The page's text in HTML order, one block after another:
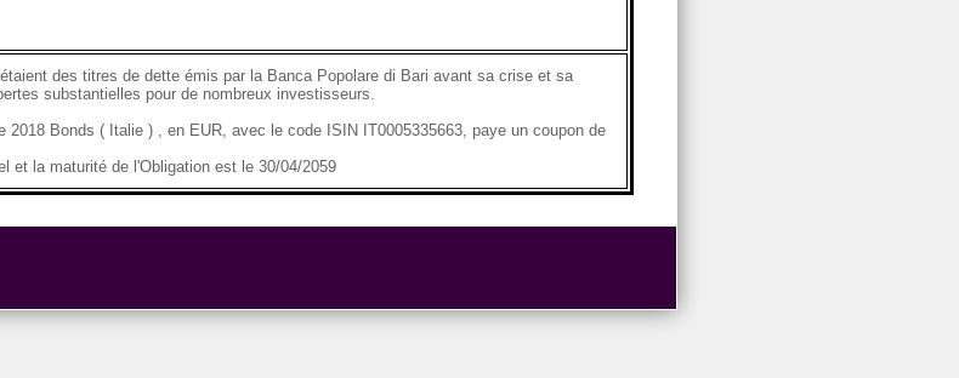
des titres de dette émis par la Banca Popolare di Bari avant sa crise et sa
substantielles pour de nombreux investisseurs.
2018 Bonds ( Italie ) , en EUR, avec le code ISIN IT0005335663, paye un coupon de
et la maturité de l'Obligation est le 30/04/2059